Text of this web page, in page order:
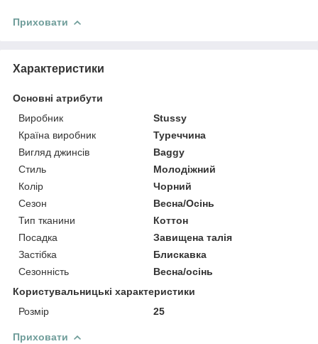
Приховати
Характеристики
Основні атрибути
Виробник
Stussy
Країна виробник
Туреччина
Вигляд джинсів
Baggy
Стиль
Молодіжний
Колір
Чорний
Сезон
Весна/Осінь
Тип тканини
Коттон
Посадка
Завищена талія
Застібка
Блискавка
Сезонність
Весна/осінь
Користувальницькі характеристики
Розмір
25
Приховати